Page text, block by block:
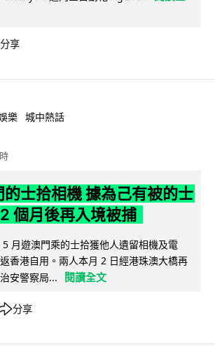
分享
樂 城中熱話
士拾相機 據為己有被的士
個月後再入境被捕
月遊澳門乘的士拾獲他人遺留相機及電
香港自用。兩人本月 2 日經港珠澳大橋再
安警察局...
閱讀全文
分享